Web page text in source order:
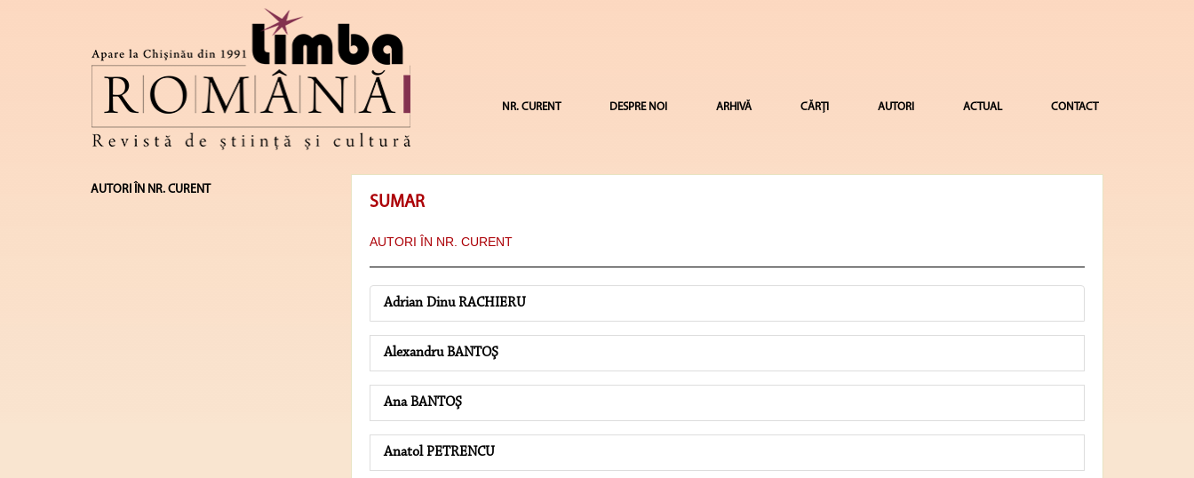
NR. CURENT DESPRE NOI ARHIVĂ CĂRȚI AUTORI ACTUAL CONTACT
AUTORI ÎN NR. CURENT
SUMAR
AUTORI ÎN NR. CURENT
Adrian Dinu RACHIERU
Alexandru BANTOŞ
Ana BANTOŞ
Anatol PETRENCU